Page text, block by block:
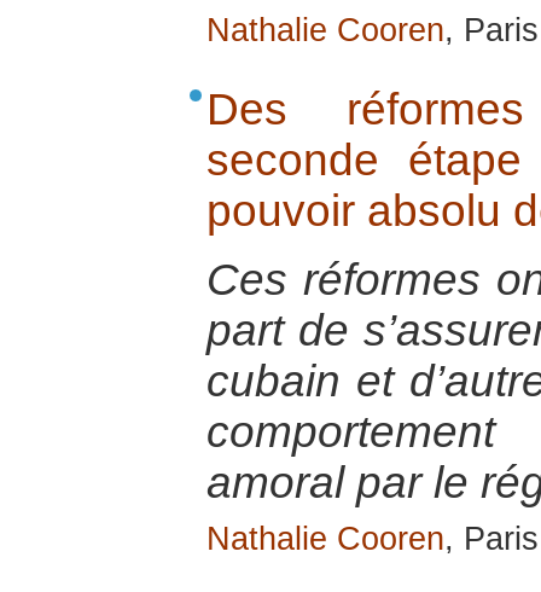
Nathalie Cooren,
Des
seconde
pouvoir absolu
Ces réformes
part de
cubain et
amoral par le
Nathalie Cooren,